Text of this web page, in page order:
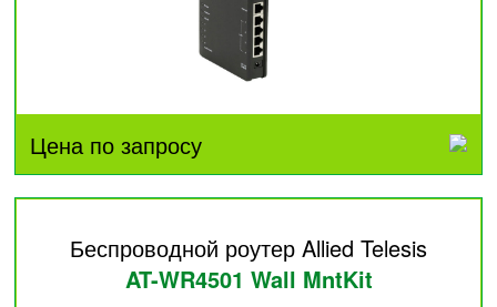
Цена по запросу
Беспроводной роутер Allied Telesis
AT-WR4501 Wall MntKit